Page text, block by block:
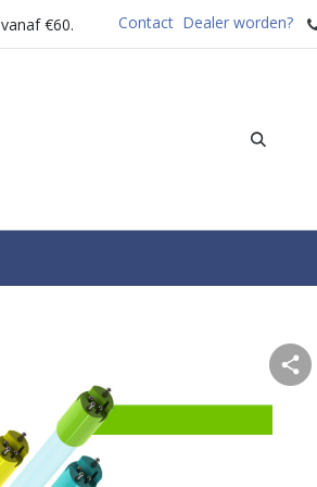
vanaf €60. Contact Dealer worden?